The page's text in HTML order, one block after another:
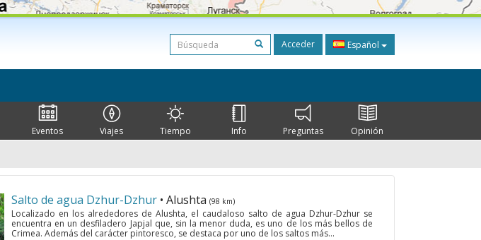
Acceder Español
Eventos Viajes Tiempo Info Preguntas Opinión
Salto de agua Dzhur-Dzhur • Alushta (98 km)
Localizado en los alrededores de Alushta, el caudaloso salto de agua Dzhur-Dzhur se
encuentra en un desfiladero Japjal que, sin la menor duda, es uno de los más bellos de
Crimea. Además del carácter pintoresco, se destaca por uno de los saltos más...